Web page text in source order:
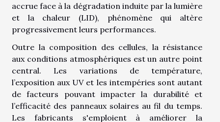
accrue face à la dégradation induite par la lumière
et la chaleur (LID), phénomène qui altère
progressivement leurs performances.
Outre la composition des cellules, la résistance
aux conditions atmosphériques est un autre point
central. Les variations de température,
l’exposition aux UV et les intempéries sont autant
de facteurs pouvant impacter la durabilité et
l’efficacité des panneaux solaires au fil du temps.
Les fabricants s'emploient à améliorer la